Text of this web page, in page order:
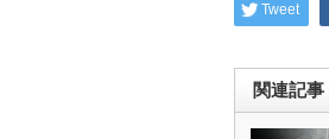
Tweet
関連記事